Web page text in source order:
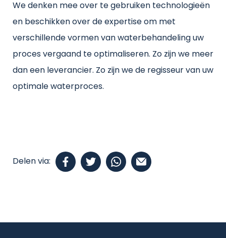
We denken mee over te gebruiken technologieën
en beschikken over de expertise om met
verschillende vormen van waterbehandeling uw
proces vergaand te optimaliseren. Zo zijn we meer
dan een leverancier. Zo zijn we de regisseur van uw
optimale waterproces.
Delen via: